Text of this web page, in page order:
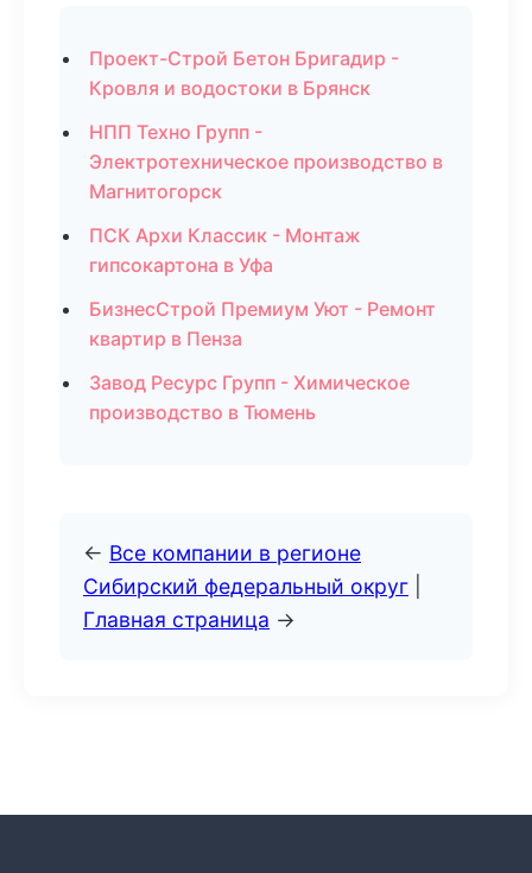
Проект-Строй Бетон Бригадир -
Кровля и водостоки в Брянск
НПП Техно Групп -
Электротехническое производство в
Магнитогорск
ПСК Архи Классик - Монтаж
гипсокартона в Уфа
БизнесСтрой Премиум Уют - Ремонт
квартир в Пенза
Завод Ресурс Групп - Химическое
производство в Тюмень
← Все компании в регионе
Сибирский федеральный округ
Главная страница →